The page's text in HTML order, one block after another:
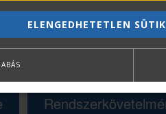
ÁR, DWG
!
ELENGEDHETETLEN